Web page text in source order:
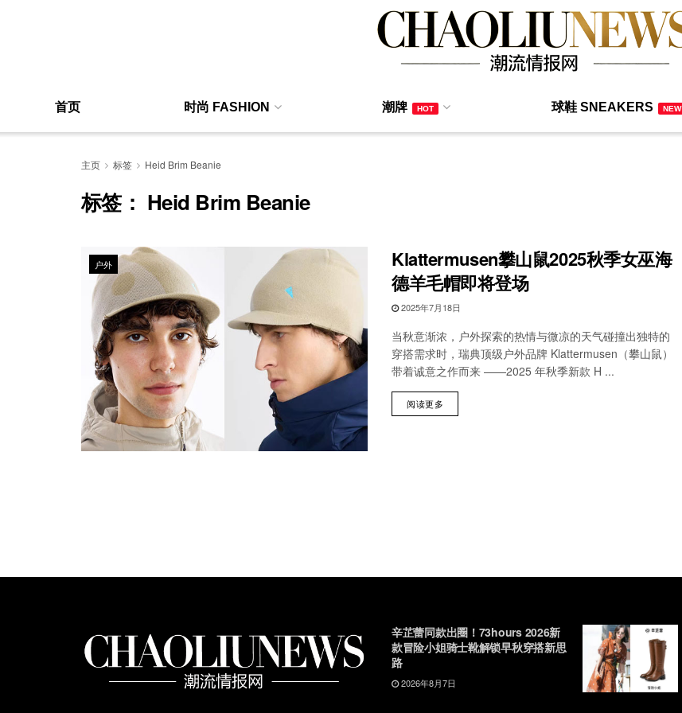
首页 时尚 FASHION 潮牌 HOT 球鞋 SNEAKERS NEW
主页 标签 Heid Brim Beanie
标签： Heid Brim Beanie
户外
Klattermusen攀山鼠2025秋季女巫海
德羊毛帽即将登场
2025年7月18日
当秋意渐浓，户外探索的热情与微凉的天气碰撞出独特的
穿搭需求时，瑞典顶级户外品牌 Klattermusen（攀山鼠）
带着诚意之作而来 ——2025 年秋季新款 H ...
阅读更多
辛芷蕾同款出圈！73hours 2026新
款冒险小姐骑士靴解锁早秋穿搭新思
路
2026年8月7日